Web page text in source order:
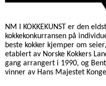
NM I KOKKEKUNST er den
kokkekonkurransen på
beste kokker kjemper om
etablert av Norske Kokkers
gang arrangert i 1990, og
vinner av Hans Majestet